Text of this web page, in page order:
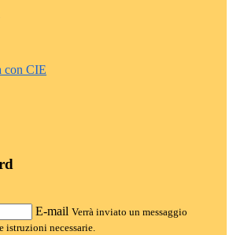
con CIE
E-mail Verrà inviato un messaggio
necessarie.